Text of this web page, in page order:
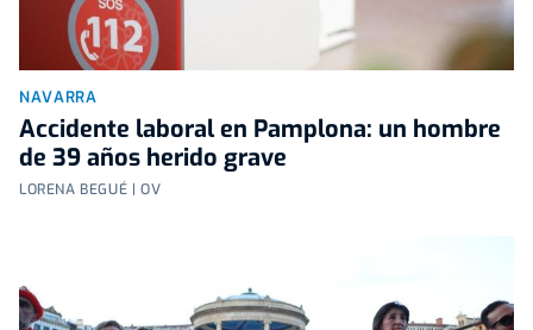
NAVARRA
Accidente laboral en Pamplona: un hombre
de 39 años herido grave
LORENA BEGUÉ | OV